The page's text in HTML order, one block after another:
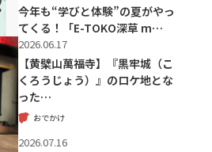
今年も“学びと体験”の夏がやっ
てくる！「E-TOKO深草 m…
2026.06.17
【黄檗山萬福寺】『黒牢城（こ
くろうじょう）』のロケ地とな
った…
おでかけ
2026.07.16